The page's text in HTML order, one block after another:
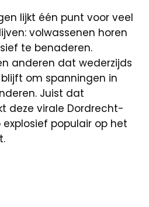
lijkt één punt voor veel
volwassenen horen
te benaderen.
anderen dat wederzijds
om spanningen in
Juist dat
deze virale Dordrecht-
populair op het